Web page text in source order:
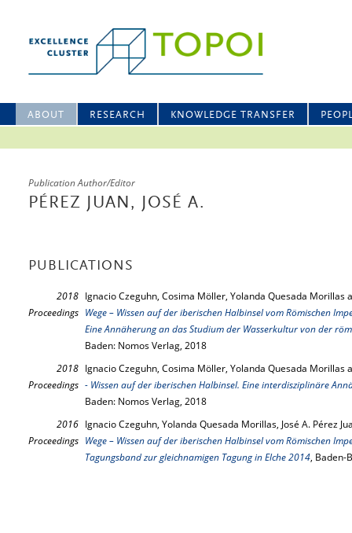
ABOUT RESEARCH KNOWLEDGE TRANSFER
Publication Author/Editor
PÉREZ JUAN, JOSÉ A.
PUBLICATIONS
2018
Proceedings
Ignacio Czeguhn, Cosima Möller, Yolanda Quesada Morillas
Wege – Wissen auf der iberischen Halbinsel vom Römischen
Eine Annäherung an das Studium der Wasserkultur von der
Baden: Nomos Verlag, 2018
2018
Proceedings
Ignacio Czeguhn, Cosima Möller, Yolanda Quesada Morillas
- Wissen auf der iberischen Halbinsel. Eine interdisziplinäre
Baden: Nomos Verlag, 2018
2016
Proceedings
Ignacio Czeguhn, Yolanda Quesada Morillas, José A. Pérez
Wege – Wissen auf der iberischen Halbinsel vom Römischen
Tagungsband zur gleichnamigen Tagung in Elche 2014, Baden-